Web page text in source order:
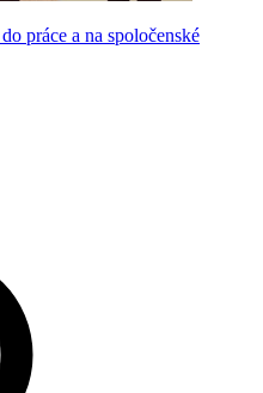
práce a na spoločenské